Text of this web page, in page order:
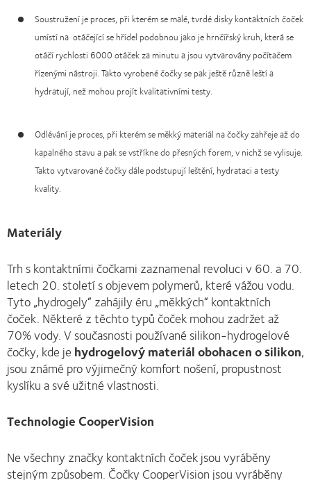
Soustružení je proces, při kterém se malé, tvrdé disky kontaktních čoček
umístí na otáčející se hřídel podobnou jako je hrnčířský kruh, která se
otáčí rychlosti 6000 otáček za minutu a jsou vytvarovány počítačem
řízenými nástroji. Takto vyrobené čočky se pak ještě různě leští a
hydratují, než mohou projít kvalitativními testy.
Odlévání je proces, při kterém se měkký materiál na čočky zahřeje až do
kapalného stavu a pak se vstříkne do přesných forem, v nichž se vylisuje.
Takto vytvarované čočky dále podstupují leštění, hydrataci a testy
kvality.
Materiály
Trh s kontaktními čočkami zaznamenal revoluci v 60. a 70.
letech 20. století s objevem polymerů, které vážou vodu.
Tyto „hydrogely“ zahájily éru „měkkých“ kontaktních
čoček. Některé z těchto typů čoček mohou zadržet až
70% vody. V současnosti používané silikon-hydrogelové
čočky, kde je hydrogelový materiál obohacen o silikon,
jsou známé pro výjimečný komfort nošení, propustnost
kyslíku a své užitné vlastnosti.
Technologie CooperVision
Ne všechny značky kontaktních čoček jsou vyráběny
stejným způsobem. Čočky CooperVision jsou vyráběny